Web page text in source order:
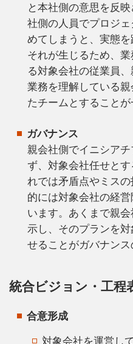
と本社側の意思を反
社側の人員でプロジ
めてしまうと、実態
それが生じるため、
る対象会社の従業員
業務を理解している
たチームとすることが
ガバナンス
親会社側でイニシア
ず、対象会社任せと
れでは矛盾点やミス
的には対象会社の経
います。あくまで親
示し、そのプランを
せることがガバナンス
統合ビジョン・工程
合意形成
対象会社を運営し